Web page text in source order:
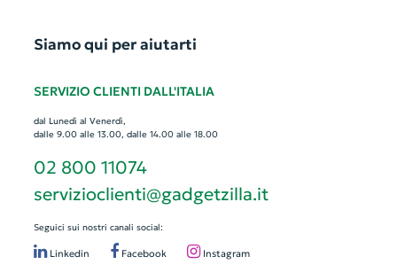
Siamo qui per aiutarti
SERVIZIO CLIENTI DALL'ITALIA
dal Lunedì al Venerdì,
dalle 9.00 alle 13.00, dalle 14.00 alle 18.00
02 800 11074
servizioclienti@gadgetzilla.it
Seguici sui nostri canali social:
Linkedin Facebook Instagram